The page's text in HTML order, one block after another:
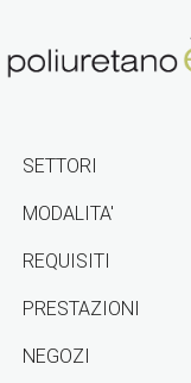
SETTORI
MODALITA'
REQUISITI
PRESTAZIONI
NEGOZI